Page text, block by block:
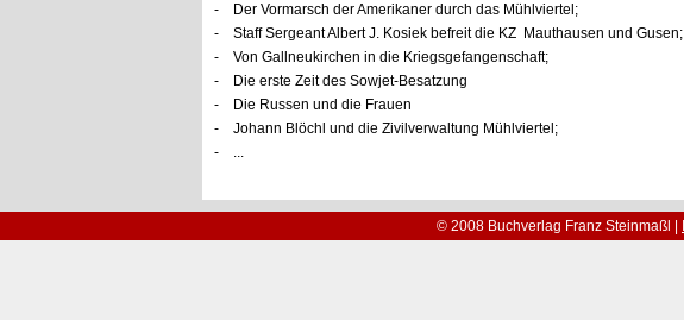
- Der Vormarsch der Amerikaner durch das Mühlviertel;
- Staff Sergeant Albert J. Kosiek befreit die KZ Mauthausen und Gusen;
- Von Gallneukirchen in die Kriegsgefangenschaft;
- Die erste Zeit des Sowjet-Besatzung
- Die Russen und die Frauen
- Johann Blöchl und die Zivilverwaltung Mühlviertel;
- ...
© 2008 Buchverlag Franz Steinmaßl |